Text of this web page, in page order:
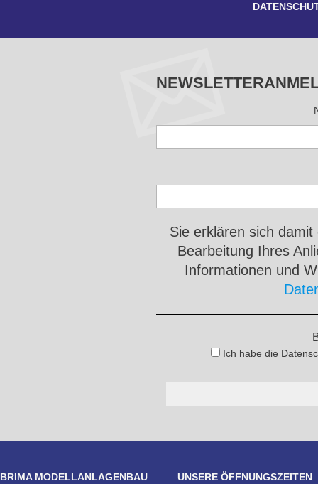
Sie erklären sich
Bearbeitung Ihres
Informationen und
Ich habe die
BRIMA MODELLANLAGENBAU
UNSERE ÖFFNUNGSZEITEN